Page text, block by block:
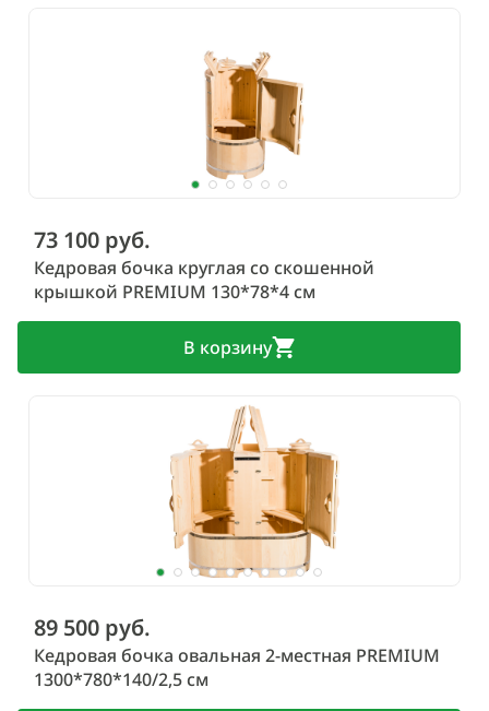
73 100 руб.
Кедровая бочка круглая со скошенной
крышкой PREMIUM 130*78*4 см
В корзину
89 500 руб.
Кедровая бочка овальная 2-местная PREMIUM
1300*780*140/2,5 см